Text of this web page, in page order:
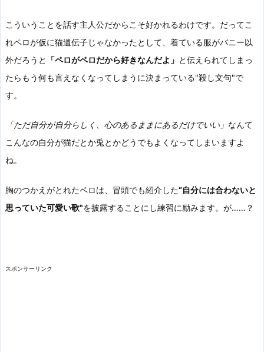
こういうことを話す主人公だからこそ好かれるわけです。だってこ
れペロが仮に猫遺伝子じゃなかったとして、着ている服がバニー以
外だろうと
「ペロがペロだから好きなんだよ」 と伝えられてしまっ
たらもう何も言えなくなってしまうに決まっている"殺し文句"で
す。
「ただ自分が自分らしく、心のあるままにあるだけでいい」 なんて
こんなの自分が猫だとか兎とかどうでもよくなってしまいますよ
ね。
胸のつかえがとれたペロは、冒頭でも紹介した“自分には合わないと
思っていた可愛い歌"を披露することにし練習に励みます。が……？
スポンサーリンク